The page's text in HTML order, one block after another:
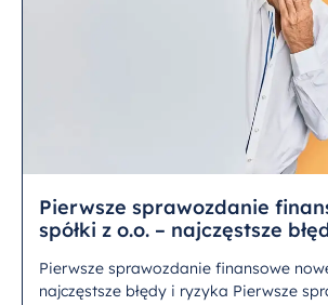
Pierwsze sprawozdanie
spółki z o.o. – najczęstsze
Pierwsze sprawozdanie finansowe
najczęstsze błędy i ryzyka Pierwsze